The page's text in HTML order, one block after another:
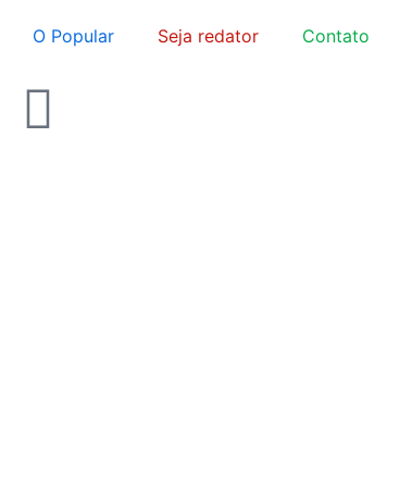
O Popular Seja redator Contato